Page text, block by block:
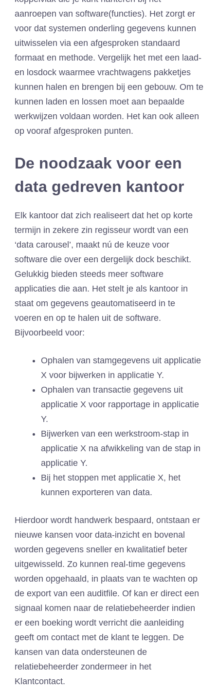
aanroepen van software(functies). Het zorgt er
voor dat systemen onderling gegevens kunnen
uitwisselen via een afgesproken standaard
formaat en methode. Vergelijk het met een laad-
en losdock waarmee vrachtwagens pakketjes
kunnen halen en brengen bij een gebouw. Om te
kunnen laden en lossen moet aan bepaalde
werkwijzen voldaan worden. Het kan ook alleen
op vooraf afgesproken punten.
De noodzaak voor een
data gedreven kantoor
Elk kantoor dat zich realiseert dat het op korte
termijn in zekere zin regisseur wordt van een
‘data carousel’, maakt nú de keuze voor
software die over een dergelijk dock beschikt.
Gelukkig bieden steeds meer software
applicaties die aan. Het stelt je als kantoor in
staat om gegevens geautomatiseerd in te
voeren en op te halen uit de software.
Bijvoorbeeld voor:
Ophalen van stamgegevens uit applicatie
X voor bijwerken in applicatie Y.
Ophalen van transactie gegevens uit
applicatie X voor rapportage in applicatie
Y.
Bijwerken van een werkstroom-stap in
applicatie X na afwikkeling van de stap in
applicatie Y.
Bij het stoppen met applicatie X, het
kunnen exporteren van data.
Hierdoor wordt handwerk bespaard, ontstaan er
nieuwe kansen voor data-inzicht en bovenal
worden gegevens sneller en kwalitatief beter
uitgewisseld. Zo kunnen real-time gegevens
worden opgehaald, in plaats van te wachten op
de export van een auditfile. Of kan er direct een
signaal komen naar de relatiebeheerder indien
er een boeking wordt verricht die aanleiding
geeft om contact met de klant te leggen. De
kansen van data ondersteunen de
relatiebeheerder zondermeer in het
Klantcontact.